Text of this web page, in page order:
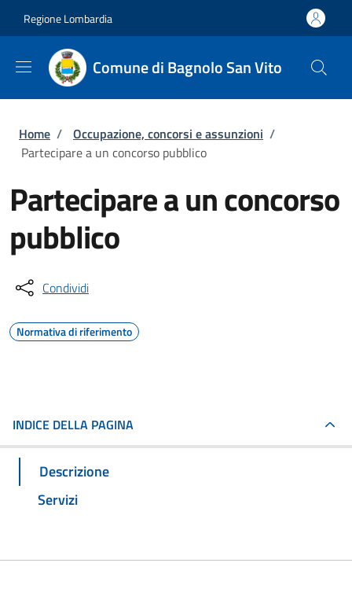
Regione Lombardia
Comune di Bagnolo San Vito
Briciole di pane
Home / Occupazione, concorsi e assunzioni /
Partecipare a un concorso pubblico
Partecipare a un concorso
pubblico
Condividi
Normativa di riferimento
INDICE DELLA PAGINA
Descrizione
Servizi